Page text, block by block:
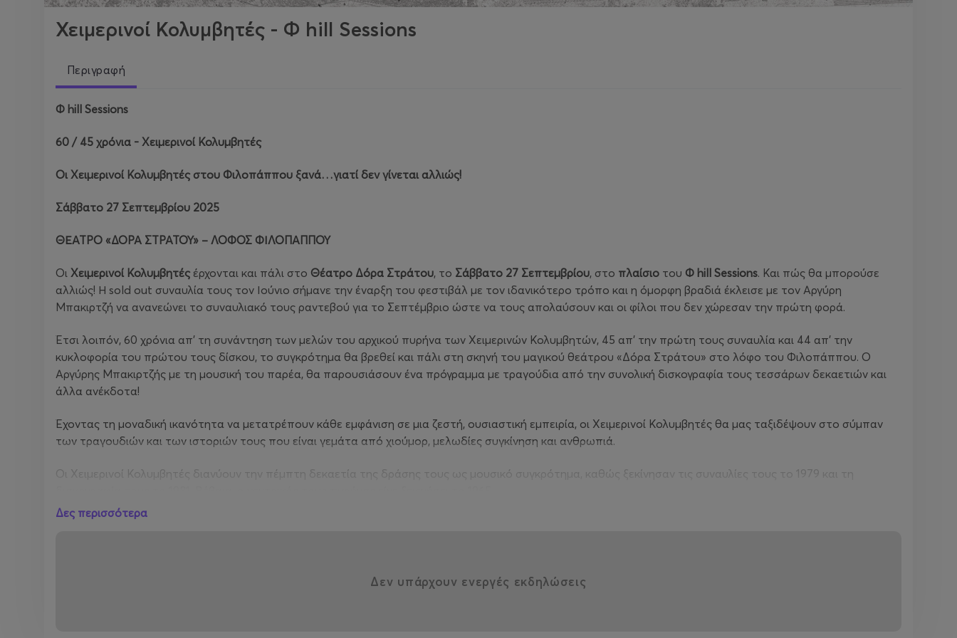
Χειμερινοί Κολυμβητές - Φ hill Sessions
Περιγραφή
Φ hill Sessions
60 / 45 χρόνια - Χειμερινοί Κολυμβητές
Οι Χειμερινοί Κολυμβητές στου Φιλοπάππου ξανά…γιατί δεν γίνεται αλλιώς!
Σάββατο 27 Σεπτεμβρίου 2025
ΘΕΑΤΡΟ «ΔΟΡΑ ΣΤΡΑΤΟΥ» – ΛΟΦΟΣ ΦΙΛΟΠΑΠΠΟΥ
Οι Χειμερινοί Κολυμβητές έρχονται και πάλι στο Θέατρο Δόρα Στράτου, το Σάββατο 27 Σεπτεμβρίου, στο πλαίσιο του Φ hill Sessions. Και πώς θα μπορούσε
αλλιώς! Η sold out συναυλία τους τον Ιούνιο σήμανε την έναρξη του φεστιβάλ με τον ιδανικότερο τρόπο και η όμορφη βραδιά έκλεισε με τον Αργύρη
Μπακιρτζή να ανανεώνει το συναυλιακό τους ραντεβού για το Σεπτέμβριο ώστε να τους απολαύσουν και οι φίλοι που δεν χώρεσαν την πρώτη φορά.
Έτσι λοιπόν, 60 χρόνια απ’ τη συνάντηση των μελών του αρχικού πυρήνα των Χειμερινών Κολυμβητών, 45 απ’ την πρώτη τους συναυλία και 44 απ’ την
κυκλοφορία του πρώτου τους δίσκου, το συγκρότημα θα βρεθεί και πάλι στη σκηνή του μαγικού θεάτρου «Δόρα Στράτου» στο λόφο του Φιλοπάππου. Ο
Αργύρης Μπακιρτζής με τη μουσική του παρέα, θα παρουσιάσουν ένα πρόγραμμα με τραγούδια από την συνολική δισκογραφία τους τεσσάρων δεκαετιών και
άλλα ανέκδοτα!
Έχοντας τη μοναδική ικανότητα να μετατρέπουν κάθε εμφάνιση σε μια ζεστή, ουσιαστική εμπειρία, οι Χειμερινοί Κολυμβητές θα μας ταξιδέψουν στο σύμπαν
των τραγουδιών και των ιστοριών τους που είναι γεμάτα από χιούμορ, μελωδίες συγκίνηση και ανθρωπιά.
Οι Χειμερινοί Κολυμβητές διανύουν την πέμπτη δεκαετία της δράσης τους ως μουσικό συγκρότημα, καθώς ξεκίνησαν τις συναυλίες τους το 1979 και τη
Θα εμφανιστούν με την εξής σύνθεση:
Δες περισσότερα
Δεν υπάρχουν ενεργές εκδηλώσεις